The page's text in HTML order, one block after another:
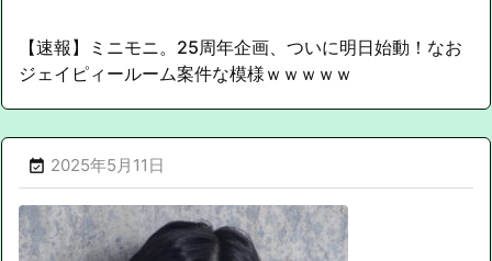
【速報】ミニモニ。25周年企画、ついに明日始動！なお
ジェイピィールーム案件な模様ｗｗｗｗｗ
 2025年5月11日